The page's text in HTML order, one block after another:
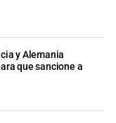
y Alemania
que sancione a